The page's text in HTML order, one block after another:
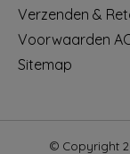
Verzenden &
Voorwaarden
Sitemap
© Copyright